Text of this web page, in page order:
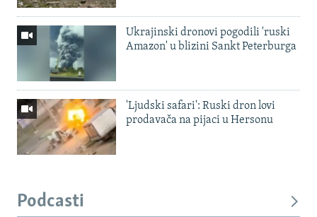
Ukrajinski dronovi pogodili 'ruski
Amazon' u blizini Sankt Peterburga
'Ljudski safari': Ruski dron lovi
prodavača na pijaci u Hersonu
Podcasti